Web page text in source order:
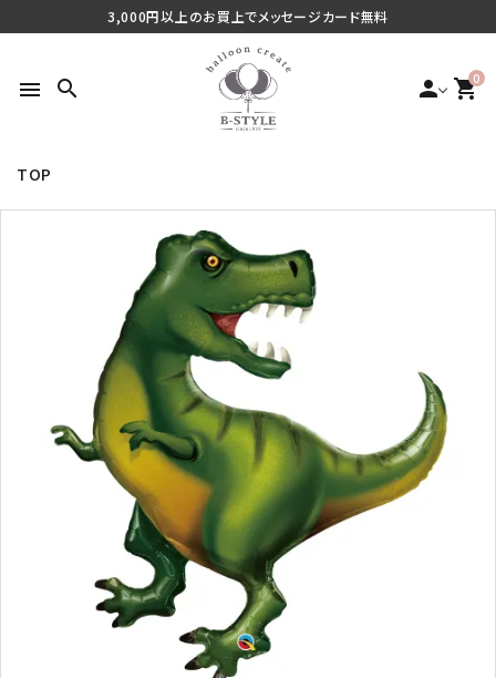
3,000円以上のお買上でメッセージカード無料
menu search person 0
shopping_cart
最近チェックした商品
ご利用シーンから探す
商品タイプから探す
価格から探す
ガイドライン
ACCOUNT MENU
TOP